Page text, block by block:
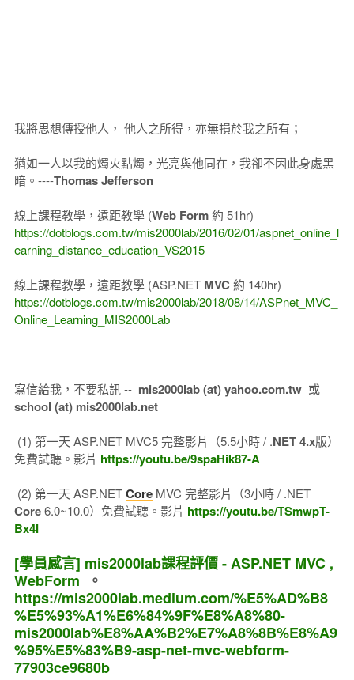
我將思想傳授他人， 他人之所得，亦無損於我之所有；
猶如一人以我的燭火點燭，光亮與他同在，我卻不因此身處黑
暗。----Thomas Jefferson
線上課程教學，遠距教學 (Web Form約 51hr)
https://dotblogs.com.tw/mis2000lab/2016/02/01/aspnet_online_l
earning_distance_education_VS2015
線上課程教學，遠距教學 (ASP.NET MVC 約 140hr)
https://dotblogs.com.tw/mis2000lab/2018/08/14/ASPnet_MVC_
Online_Learning_MIS2000Lab
寫信給我，不要私訊 -- mis2000lab (at) yahoo.com.tw或
school (at) mis2000lab.net
(1) 第一天 ASP.NET MVC5 完整影片（5.5小時 / .NET 4.x版）
免費試聽。影片 https://youtu.be/9spaHik87-A
(2) 第一天 ASP.NETCoreMVC 完整影片（3小時 / .NET
Core6.0~10.0）免費試聽。影片 https://youtu.be/TSmwpT-
Bx4I
[學員感言] mis2000lab課程評價 - ASP.NET MVC ,
WebForm 。
https://mis2000lab.medium.com/%E5%AD%B8
%E5%93%A1%E6%84%9F%E8%A8%80-
mis2000lab%E8%AA%B2%E7%A8%8B%E8%A9
%95%E5%83%B9-asp-net-mvc-webform-
77903ce9680b